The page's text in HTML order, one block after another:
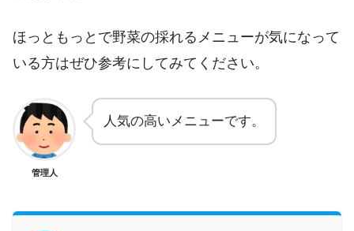
ほっともっとで野菜の採れるメニューが気になって
いる方はぜひ参考にしてみてください。
管理人
人気の高いメニューです。